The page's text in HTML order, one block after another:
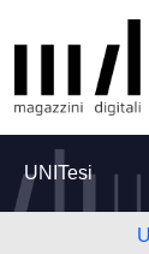
UNITesi